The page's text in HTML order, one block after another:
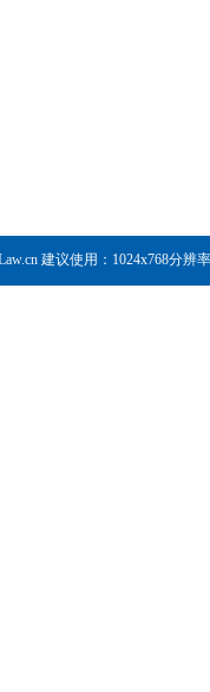
建议使用：1024x768分辨